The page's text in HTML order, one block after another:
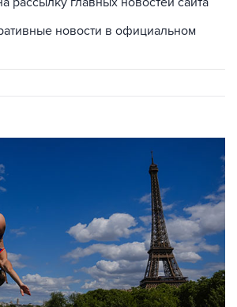
новости в официальном